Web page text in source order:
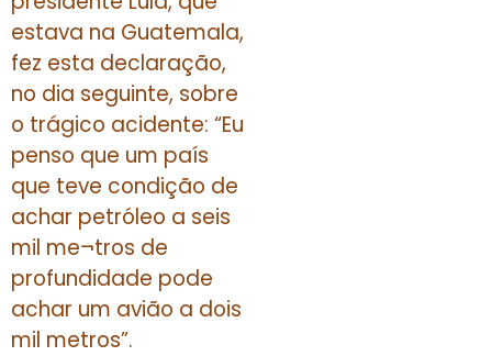
estava na Guatemala,
fez esta declaração,
no dia seguinte, sobre
o trágico acidente: “Eu
penso que um país
que teve condição de
achar petróleo a seis
mil me¬tros de
profundidade pode
achar um avião a dois
mil metros”.